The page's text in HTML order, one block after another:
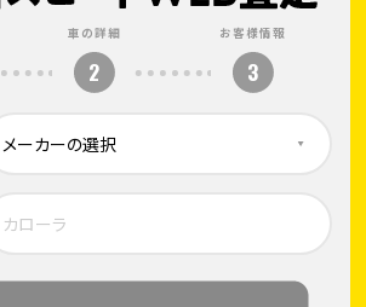
車の詳細
2
お客様情報
3